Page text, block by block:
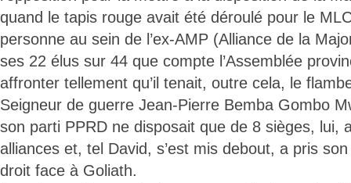
quand le tapis rouge avait été déroulé pour le
personne au sein de l’ex-AMP (Alliance de la
ses 22 élus sur 44 que compte l’Assemblée
affronter tellement qu’il tenait, outre cela, le
Seigneur de guerre Jean-Pierre Bemba Gombo
son parti PPRD ne disposait que de 8 sièges, lui,
alliances et, tel David, s’est mis debout, a pris
droit face à Goliath.